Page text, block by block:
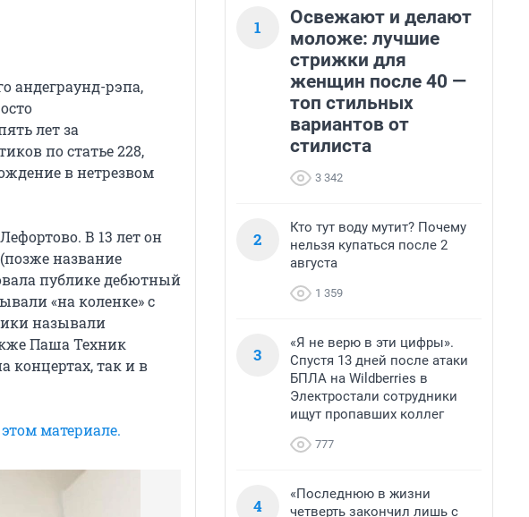
андеграунд-рэпа,
лет за
по статье 228,
в нетрезвом
В 13 лет он
название
публике дебютный
«на коленке» с
называли
Паша Техник
концертах, так и в
материале.
1
Освежают и делают
моложе: лучшие
стрижки для
женщин после 40 —
топ стильных
вариантов от
стилиста
3 342
2
Кто тут воду мутит? Почему
нельзя купаться после 2
августа
1 359
3
«Я не верю в эти цифры».
Спустя 13 дней после атаки
БПЛА на Wildberries в
Электростали сотрудники
ищут пропавших коллег
777
4
«Последнюю в жизни
четверть закончил лишь с